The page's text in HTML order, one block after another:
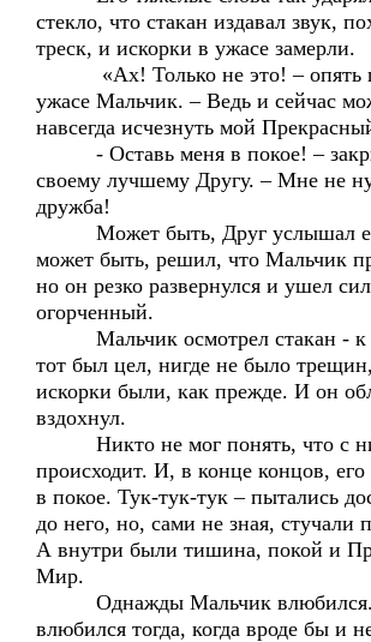
стекло, что стакан издавал звук,
треск, и искорки в ужасе замерли.
«Ах! Только не это! – опять
ужасе Мальчик. – Ведь и сейчас
навсегда исчезнуть мой
- Оставь меня в покое! –
своему лучшему Другу. – Мне не
дружба!
Может быть, Друг услышал
может быть, решил, что Мальчик
но он резко развернулся и ушел
огорченный.
Мальчик осмотрел стакан - к
тот был цел, нигде не было
искорки были, как прежде. И он
вздохнул.
Никто не мог понять, что с
происходит. И, в конце концов, его
в покое. Тук-тук-тук – пытались
до него, но, сами не зная, стучали
А внутри были тишина, покой и
Мир.
Однажды Мальчик влюбился.
влюбился тогда, когда вроде бы и